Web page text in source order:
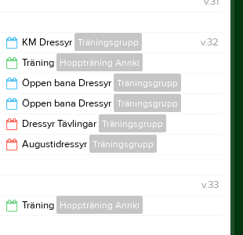
v.32
KM Dressyr Träningsgrupp
Träning Hoppträning Annki
Öppen bana Dressyr Träningsgrupp
Öppen bana Dressyr Träningsgrupp
Dressyr Tävlingar Träningsgrupp
Augustidressyr Träningsgrupp
v.33
Träning Hoppträning Annki